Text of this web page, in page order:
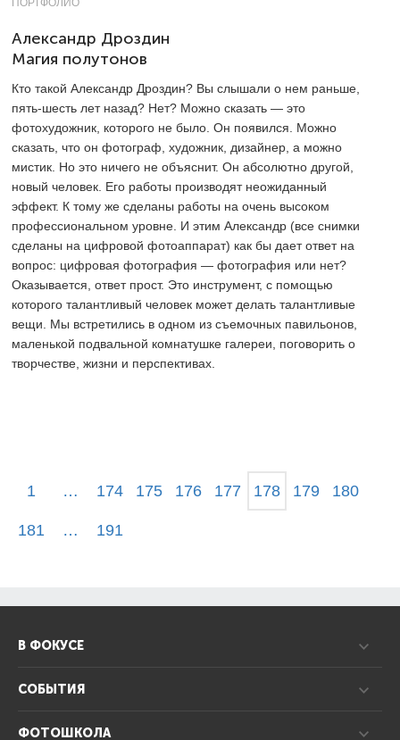
ПОРТФОЛИО
Александр Дроздин
Магия полутонов
Кто такой Александр Дроздин? Вы слышали о нем раньше,
пять-шесть лет назад? Нет? Можно сказать — это
фотохудожник, которого не было. Он появился. Можно
сказать, что он фотограф, художник, дизайнер, а можно
мистик. Но это ничего не объяснит. Он абсолютно другой,
новый человек. Его работы производят неожиданный
эффект. К тому же сделаны работы на очень высоком
профессиональном уровне. И этим Александр (все снимки
сделаны на цифровой фотоаппарат) как бы дает ответ на
вопрос: цифровая фотография — фотография или нет?
Оказывается, ответ прост. Это инструмент, с помощью
которого талантливый человек может делать талантливые
вещи. Мы встретились в одном из съемочных павильонов,
маленькой подвальной комнатушке галереи, поговорить о
творчестве, жизни и перспективах.
1 … 174 175 176 177 178 179 180
181 … 191
В ФОКУСЕ
СОБЫТИЯ
ФОТОШКОЛА